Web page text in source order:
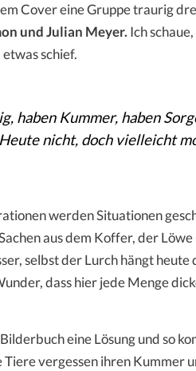
Cover eine Gruppe traurig
und Julian Meyer. Ich
schief.
haben Kummer, haben
nicht, doch vielleicht
werden Situationen
aus dem Koffer, der
selbst der Lurch hängt
dass hier jede Menge
eine Lösung und so
vergessen ihren Kummer